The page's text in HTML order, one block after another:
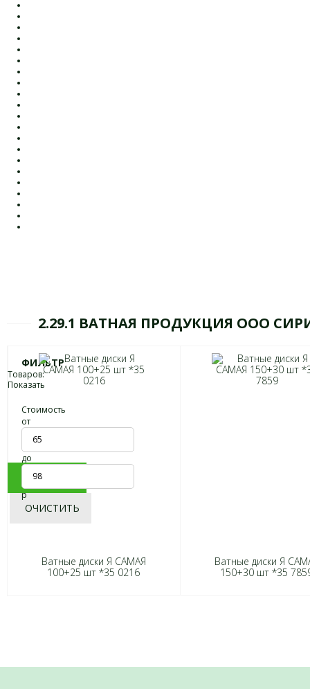
2.29.1 ВАТНАЯ ПРОДУКЦИЯ ООО
ФИЛЬТР
Товаров:
Показать
Стоимость
от
до
р
ПОКАЗАТЬ
ОЧИСТИТЬ
Ватные диски Я САМАЯ
100+25 шт *35 0216
Ватные диски Я
150+30 шт *35